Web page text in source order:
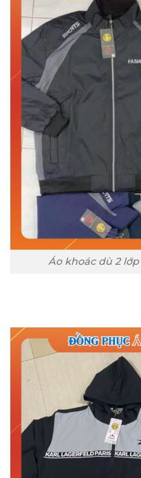
Áo khoác dù 2